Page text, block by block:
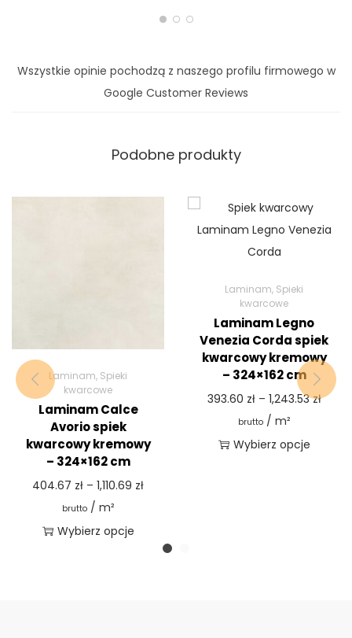
Wszystkie opinie pochodzą z naszego profilu firmowego w
Google Customer Reviews
Podobne produkty
Laminam, Spieki
kwarcowe
Laminam Calce
Avorio spiek
kwarcowy kremowy
– 324×162 cm
404.67 zł – 1,110.69 zł
brutto/ m²
Wybierz opcje
Laminam, Spieki
kwarcowe
Laminam Legno
Venezia Corda spiek
kwarcowy kremowy
– 324×162 cm
393.60 zł – 1,243.53zł
brutto/ m²
Wybierz opcje